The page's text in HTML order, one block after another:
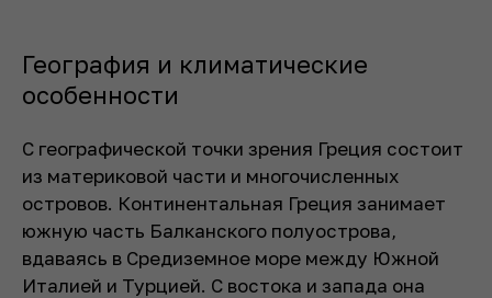
География и климатические
особенности
С географической точки зрения Греция состоит
из материковой части и многочисленных
островов. Континентальная Греция занимает
южную часть Балканского полуострова,
вдаваясь в Средиземное море между Южной
Италией и Турцией. С востока и запада она